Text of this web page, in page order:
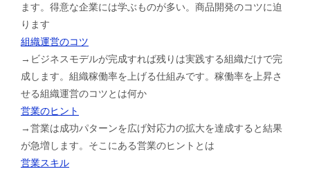
ます。得意な企業には学ぶものが多い。商品開発のコツに迫
ります
組織運営のコツ
→ビジネスモデルが完成すれば残りは実践する組織だけで完
成します。組織稼働率を上げる仕組みです。稼働率を上昇さ
せる組織運営のコツとは何か
営業のヒント
→営業は成功パターンを広げ対応力の拡大を達成すると結果
が急増します。そこにある営業のヒントとは
営業スキル